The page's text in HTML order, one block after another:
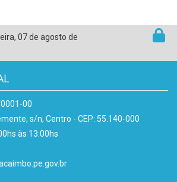
, 07 de agosto de
00
s/n, Centro - CEP: 55.140-000
às 13:00hs